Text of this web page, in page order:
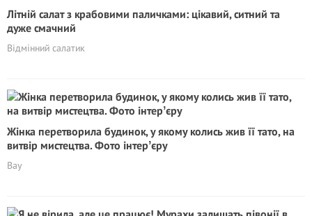
Літній салат з крабовими паличками: цікавий, ситний та
дуже смачний
Відмінний салатик
Жінка перетворила будинок, у якому колись жив її тато, на
витвір мистецтва. Фото інтерʼєру
Вау